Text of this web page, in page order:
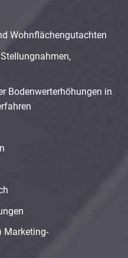
Wohnflächengutachten
Bodenwerterhöhungen in
Marketing-